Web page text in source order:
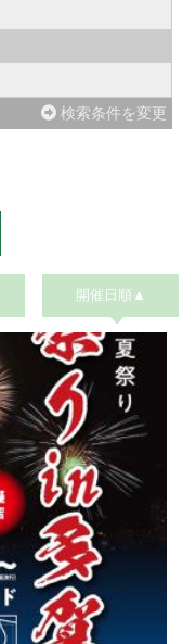
検索条件を変更
開催日順▲